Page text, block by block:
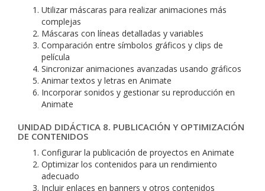
Utilizar máscaras para realizar animaciones más
complejas
Máscaras con líneas detalladas y variables
Comparación entre símbolos gráficos y clips de
película
Sincronizar animaciones avanzadas usando gráficos
Animar textos y letras en Animate
Incorporar sonidos y gestionar su reproducción en
Animate
UNIDAD DIDÁCTICA 8. PUBLICACIÓN Y OPTIMIZACIÓN
DE CONTENIDOS
Configurar la publicación de proyectos en Animate
Optimizar los contenidos para un rendimiento
adecuado
Incluir enlaces en banners y otros contenidos